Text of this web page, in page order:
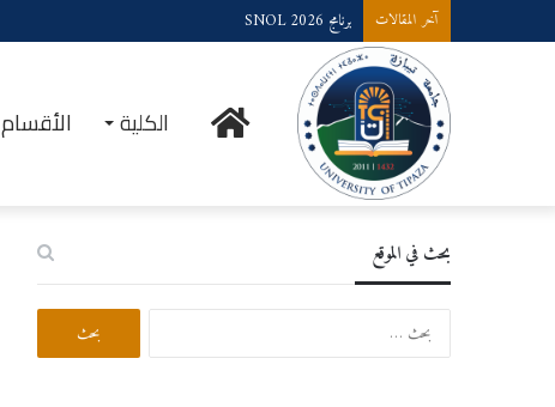
آخر المقالات برنامج SNOL 2026
الرئيسيةالكلية الأقسام
بحث في الموقع
البحث